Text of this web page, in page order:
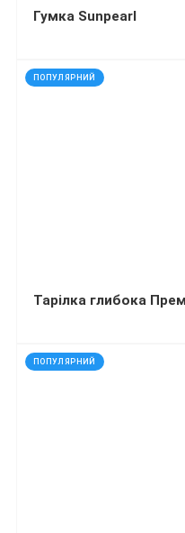
Гумка Sunpearl
ПОПУЛЯРНИЙ
код: 11929
ПОПУЛЯРНИЙ
код: 44561